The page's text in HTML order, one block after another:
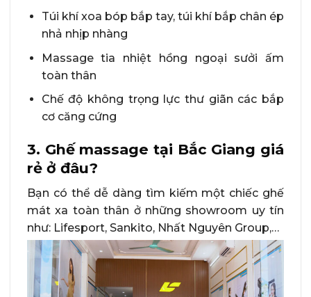
Túi khí xoa bóp bắp tay, túi khí bắp chân ép
nhả nhịp nhàng
Massage tia nhiệt hồng ngoại sưởi ấm
toàn thân
Chế độ không trọng lực thư giãn các bắp
cơ căng cứng
3. Ghế massage tại Bắc Giang giá
rẻ ở đâu?
Bạn có thể dễ dàng tìm kiếm một chiếc ghế
mát xa toàn thân ở những showroom uy tín
như: Lifesport, Sankito, Nhất Nguyên Group,…